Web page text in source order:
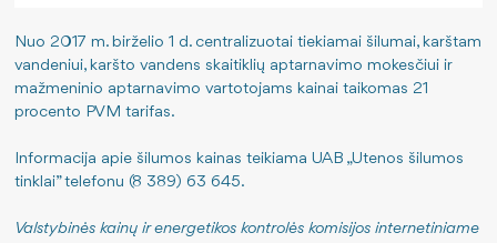
Nuo 2017 m. birželio 1 d. centralizuotai tiekiamai šilumai, karštam
vandeniui, karšto vandens skaitiklių aptarnavimo mokesčiui ir
mažmeninio aptarnavimo vartotojams kainai taikomas 21
procento PVM tarifas.
Informacija apie šilumos kainas teikiama UAB „Utenos šilumos
tinklai” telefonu (8 389) 63 645.
Valstybinės kainų ir energetikos kontrolės komisijos internetiniame